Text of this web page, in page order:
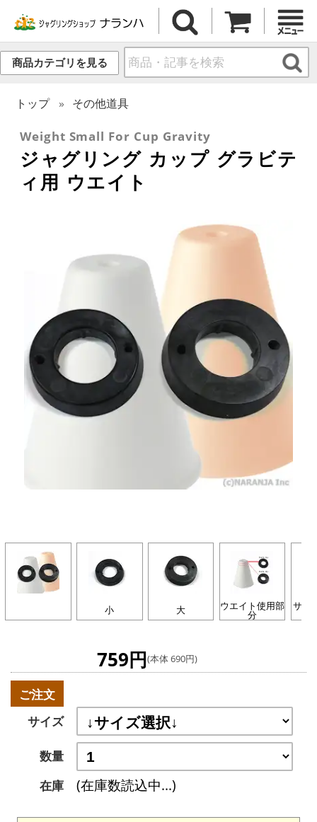
商品カテゴリを見る
トップ その他道具
Weight Small For Cup Gravity
ジャグリング カップ グラビテ
ィ用 ウエイト
小 大 ウエイト使用部
分
サイ
759円(本体 690円)
ご注文
サイズ
数量
在庫
(在庫数読込中...)